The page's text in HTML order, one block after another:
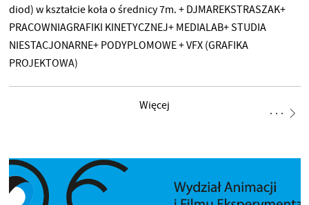
diod) w kształcie koła o średnicy 7m. + DJMAREKSTRASZAK+
PRACOWNIAGRAFIKI KINETYCZNEJ+ MEDIALAB+ STUDIA
NIESTACJONARNE+ PODYPLOMOWE + VFX (GRAFIKA
PROJEKTOWA)
Więcej